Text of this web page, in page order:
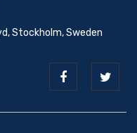
Stockholm, Sweden